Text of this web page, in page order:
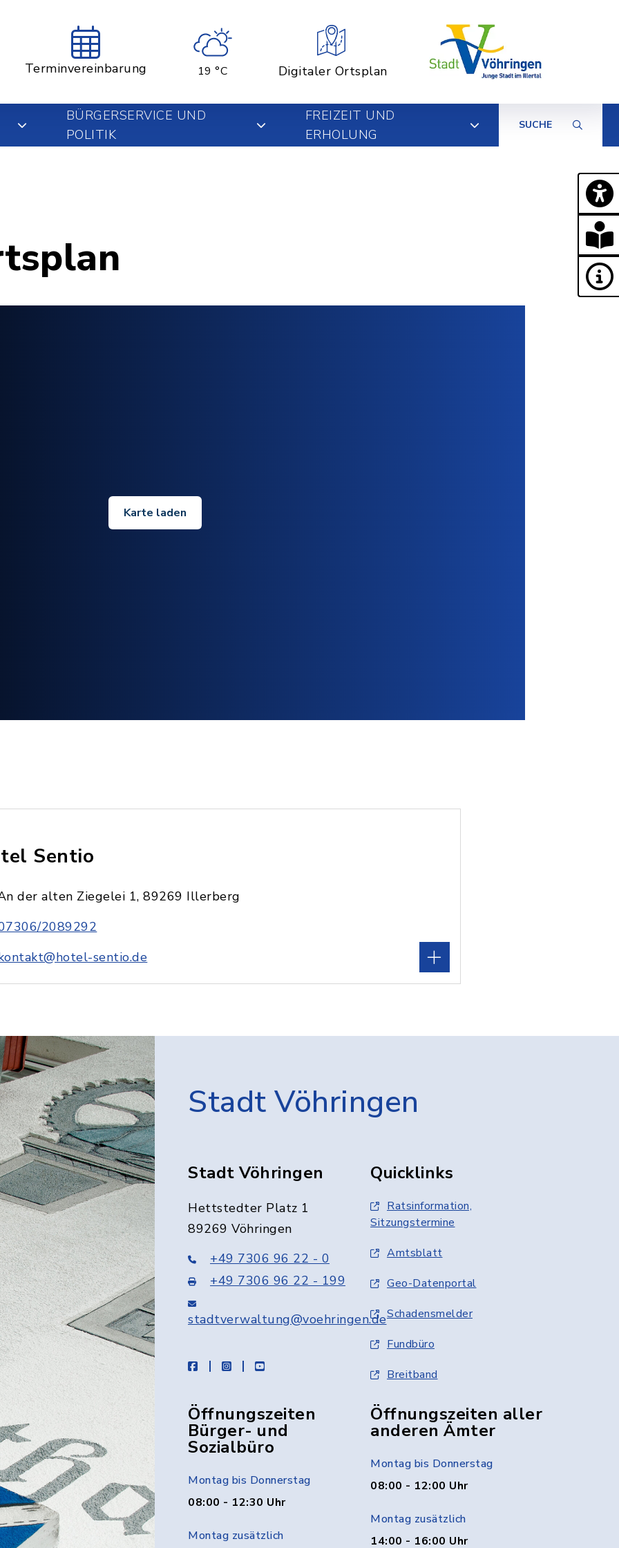
Terminvereinbarung 19 °C Digitaler Ortsplan
BÜRGERSERVICE UND
POLITIK
FREIZEIT UND
ERHOLUNG
SUCHE
Karte laden
Sentio
der alten Ziegelei 1, 89269 Illerberg
2089292
sentio.de
Stadt Vöhringen
Stadt Vöhringen
Hettstedter Platz 1
89269 Vöhringen
+49 7306 96 22 - 0
+49 7306 96 22 - 199
stadtverwaltung@voehringen.de
facebookinstagramyoutube
Quicklinks
Ratsinformation,
Sitzungstermine
Amtsblatt
Geo-Datenportal
Schadensmelder
Fundbüro
Breitband
Öffnungszeiten
Bürger- und
Sozialbüro
Montag bis Donnerstag
08:00 - 12:30 Uhr
Montag zusätzlich
Öffnungszeiten aller
anderen Ämter
Montag bis Donnerstag
08:00 - 12:00 Uhr
Montag zusätzlich
14:00 - 16:00 Uhr